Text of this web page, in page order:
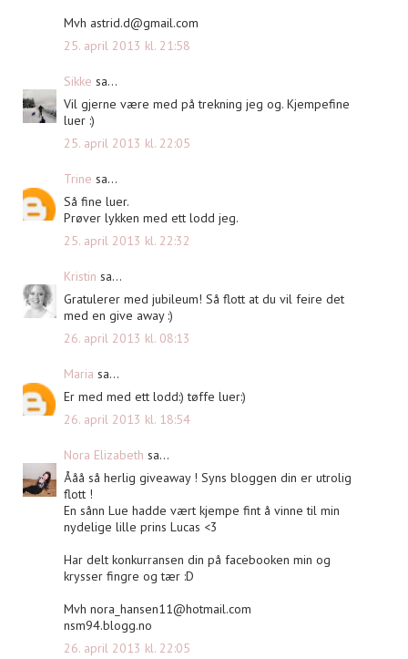
Mvh astrid.d@gmail.com
25. april 2013 kl. 21:58
Sikke sa...
Vil gjerne være med på trekning jeg og. Kjempefine
luer :)
25. april 2013 kl. 22:05
Trine sa...
Så fine luer.
Prøver lykken med ett lodd jeg.
25. april 2013 kl. 22:32
Kristin sa...
Gratulerer med jubileum! Så flott at du vil feire det
med en give away :)
26. april 2013 kl. 08:13
Maria sa...
Er med med ett lodd:) tøffe luer:)
26. april 2013 kl. 18:54
Nora Elizabeth sa...
Ååå så herlig giveaway ! Syns bloggen din er utrolig
flott !
En sånn Lue hadde vært kjempe fint å vinne til min
nydelige lille prins Lucas <3
Har delt konkurransen din på facebooken min og
krysser fingre og tær :D
Mvh nora_hansen11@hotmail.com
nsm94.blogg.no
26. april 2013 kl. 22:05